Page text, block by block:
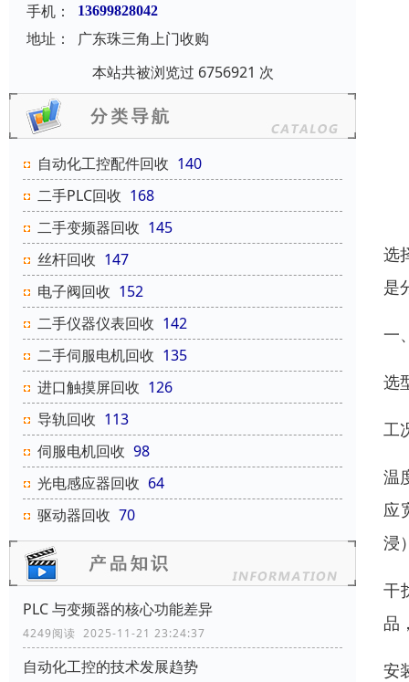
手机：
13699828042
地址：
广东珠三角上门收购
本站共被浏览过 6756921 次
自动化工控配件回收 140
二手PLC回收 168
二手变频器回收 145
丝杆回收 147
电子阀回收 152
二手仪器仪表回收 142
二手伺服电机回收 135
进口触摸屏回收 126
导轨回收 113
伺服电机回收 98
光电感应器回收 64
驱动器回收 70
PLC 与变频器的核心功能差异
4249阅读 2025-11-21 23:24:37
自动化工控的技术发展趋势
选
是
一
选
工
温
应
浸
干
品
安